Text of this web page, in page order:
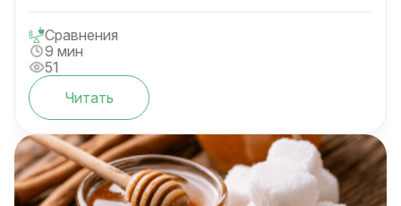
Сравнения
9 мин
51
Читать